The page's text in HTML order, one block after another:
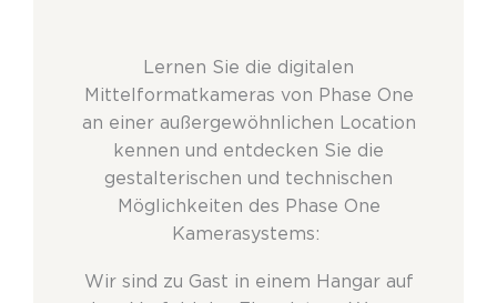
Lernen Sie die digitalen
Mittelformatkameras von Phase One
an einer außergewöhnlichen Location
kennen und entdecken Sie die
gestalterischen und technischen
Möglichkeiten des Phase One
Kamerasystems:
Wir sind zu Gast in einem Hangarauf